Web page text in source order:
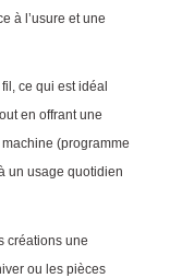
à l’usure et une
ce qui est idéal
en offrant une
(programme
un usage quotidien
créations une
ou les pièces